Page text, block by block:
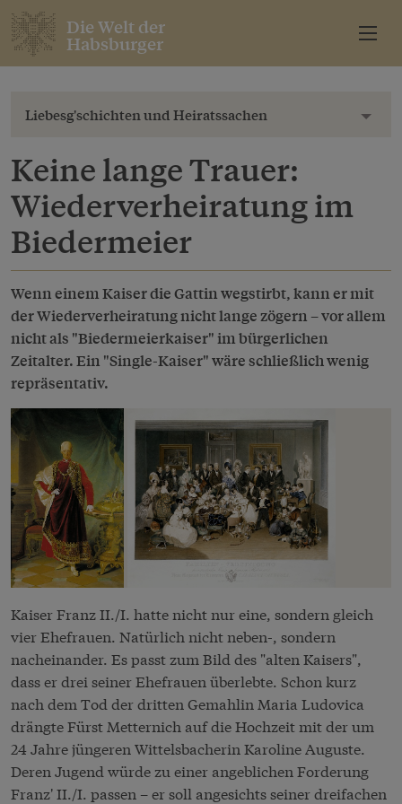
Die Welt der
Habsburger
Liebesg'schichten und Heiratssachen
Keine lange Trauer:
Wiederverheiratung im
Biedermeier
Wenn einem Kaiser die Gattin wegstirbt, kann er mit
der Wiederverheiratung nicht lange zögern – vor allem
nicht als "Biedermeierkaiser" im bürgerlichen
Zeitalter. Ein "Single-Kaiser" wäre schließlich wenig
repräsentativ.
Kaiser Franz II./I. hatte nicht nur eine, sondern gleich
vier Ehefrauen. Natürlich nicht neben-, sondern
nacheinander. Es passt zum Bild des "alten Kaisers",
dass er drei seiner Ehefrauen überlebte. Schon kurz
nach dem Tod der dritten Gemahlin Maria Ludovica
drängte Fürst Metternich auf die Hochzeit mit der um
24 Jahre jüngeren Wittelsbacherin Karoline Auguste.
Deren Jugend würde zu einer angeblichen Forderung
Franz' II./I. passen – er soll angesichts seiner dreifachen